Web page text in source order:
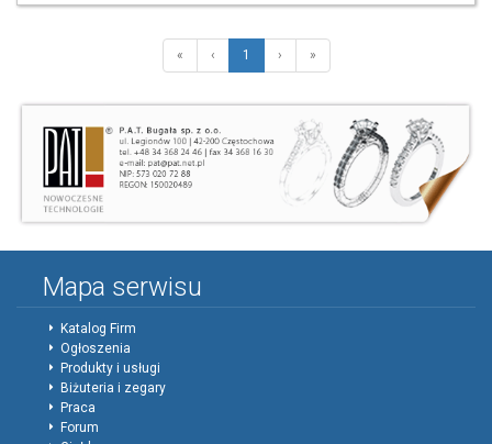
« ‹ 1 › »
Mapa serwisu
Katalog Firm
Ogłoszenia
Produkty i usługi
Biżuteria i zegary
Praca
Forum